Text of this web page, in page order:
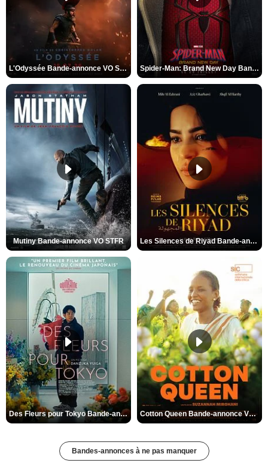
L'Odyssée Bande-annonce VO STFR Spider-Man: Brand New Day Bande-annonce VO STFR
Mutiny Bande-annonce VO STFR Les Silences de Riyad Bande-annonce VO STFR
Des Fleurs pour Tokyo Bande-annonce VO STFR Cotton Queen Bande-annonce VO STFR
Bandes-annonces à ne pas manquer